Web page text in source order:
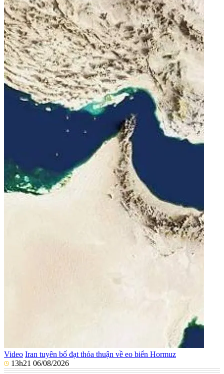
Video Iran tuyên bố đạt thỏa thuận về eo biển Hormuz
13h21 06/08/2026